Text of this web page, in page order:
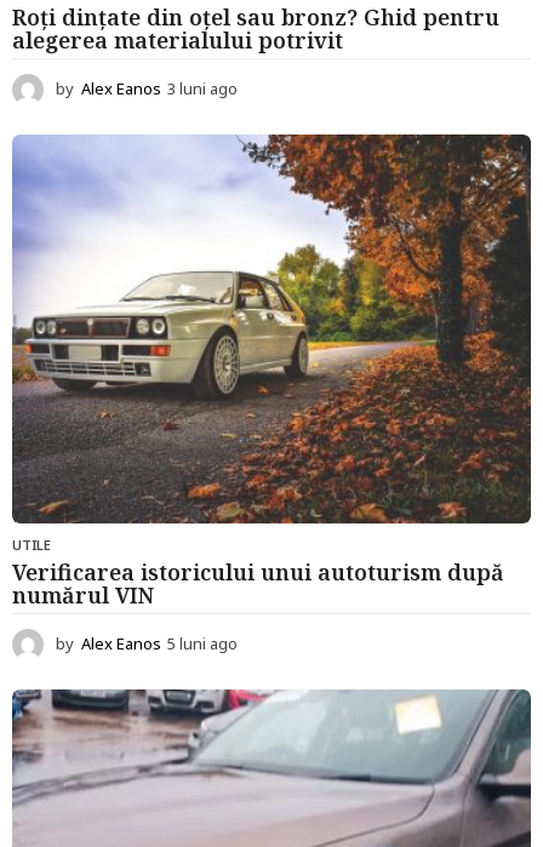
Roți dințate din oțel sau bronz? Ghid pentru
alegerea materialului potrivit
by Alex Eanos 3 luni ago
u
n
UTILE
Verificarea istoricului unui autoturism după
numărul VIN
by Alex Eanos 5 luni ago
u
n
a
g